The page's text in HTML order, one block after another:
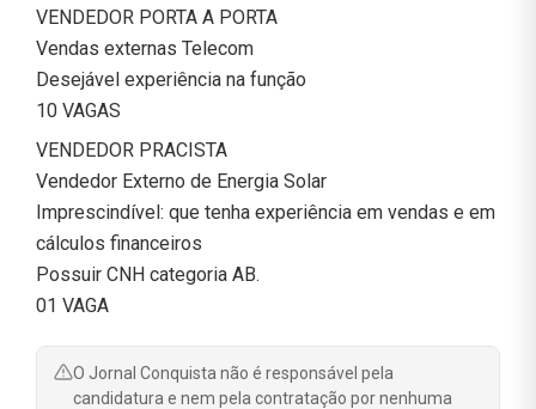
VENDEDOR PORTA A PORTA
Vendas externas Telecom
Desejável experiência na função
10 VAGAS
VENDEDOR PRACISTA
Vendedor Externo de Energia Solar
Imprescindível: que tenha experiência em vendas e em
cálculos financeiros
Possuir CNH categoria AB.
01 VAGA
O Jornal Conquista não é responsável pela
candidatura e nem pela contratação por nenhuma